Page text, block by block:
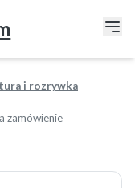
i rozrywka
zamówienie